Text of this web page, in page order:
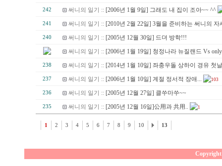
242 써니의 일기 :: [2006년 1월 9일] 그래도 내 집이 조아~~ ^^
241 써니의 일기 :: [2010년 2월 22일] 3월을 준비하는 써니의 자
240 써니의 일기 :: [2005년 12월 30일] 드뎌 방학!!!
써니의 일기 :: [2006년 1월 19일] 청정나라 뉴질랜드 Vs only
238 써니의 일기 :: [2014년 1월 10일] 좌충우돌 상하이 경유 첫
237 써니의 일기 :: [2006년 1월 10일] 계절 정서적 장애... 103
236 써니의 일기 :: [2005년 12월 27일] 클쑤마쑤~~
235 써니의 일기 :: [2005년 12월 16일]公用과 共用.. 1
1 2 3 4 5 6 7 8 9 10 13
Copyright